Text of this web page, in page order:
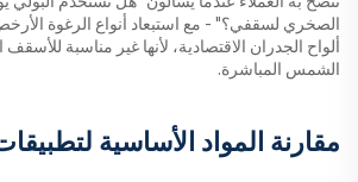
الصخري لسقفي؟" - مع استبعاد أنواع الرغوة
ألواح الجدران الاقتصادية، لأنها غير مناسبة
الشمس المباشرة.
مقارنة المواد الأساسية